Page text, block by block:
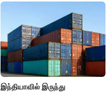
இந்தியாவில் இருந்து